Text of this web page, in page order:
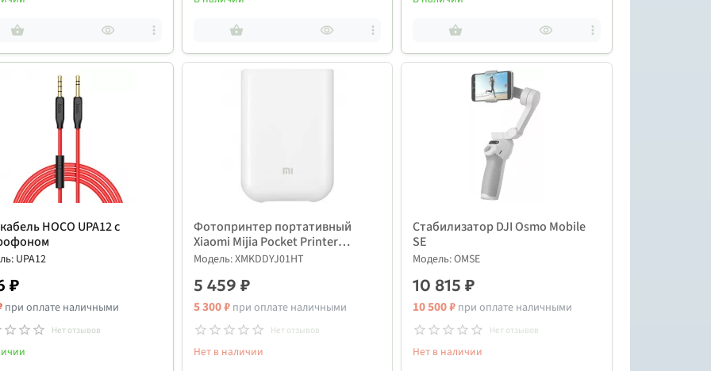
HOCO UPA12 с
UPA12
₽
при оплате наличными
Нет отзывов
Фотопринтер портативный
Xiaomi Mijia Pocket Printer
(XMKDDYJ01HT)
Модель: XMKDDYJ01HT
5 459 ₽
5 300 ₽ при оплате наличными
Нет отзывов
Нет в наличии
Стабилизатор DJI Osmo Mobile
SE
Модель: OMSE
10 815 ₽
10 500 ₽ при оплате наличными
Нет отзывов
Нет в наличии